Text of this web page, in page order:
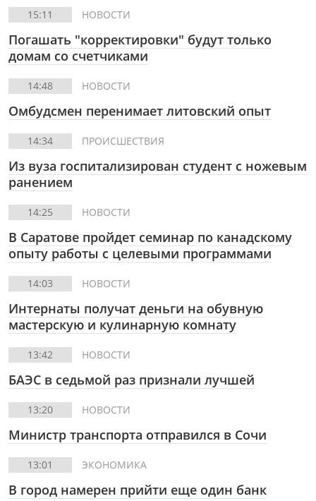
15:11 НОВОСТИ
Погашать "корректировки" будут только
домам со счетчиками
14:48 НОВОСТИ
Омбудсмен перенимает литовский опыт
14:34 ПРОИСШЕСТВИЯ
Из вуза госпитализирован студент с ножевым
ранением
14:25 НОВОСТИ
В Саратове пройдет семинар по канадскому
опыту работы с целевыми программами
14:03 НОВОСТИ
Интернаты получат деньги на обувную
мастерскую и кулинарную комнату
13:42 НОВОСТИ
БАЭС в седьмой раз признали лучшей
13:20 НОВОСТИ
Министр транспорта отправился в Сочи
13:01 ЭКОНОМИКА
В город намерен прийти еще один банк